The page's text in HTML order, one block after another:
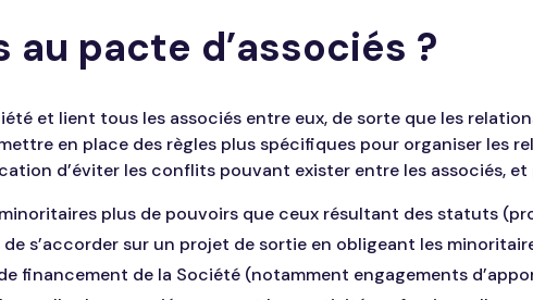
pacte d’associés ?
et lient tous les associés entre eux, de sorte que les
en place des règles plus spécifiques pour organiser les
d’éviter les conflits pouvant exister entre les associés,
plus de pouvoirs que ceux résultant des statuts
s’accorder sur un projet de sortie en obligeant les
financement de la Société (notamment engagements